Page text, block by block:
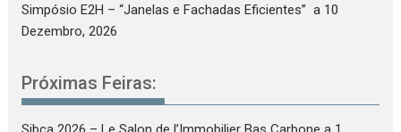
Simpósio E2H – “Janelas e Fachadas Eficientes” a 10
Dezembro, 2026
Próximas Feiras: